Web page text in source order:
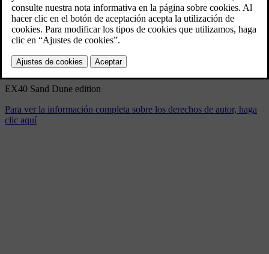
6/24/2024
Marcador
Compartir
Descargar
EX40 Sand Dune edition
Para ver la información completa sobre los derechos de autor, haga
clic aquí